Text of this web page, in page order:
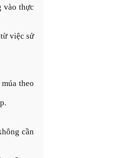
vào thực
việc sử
theo
cần